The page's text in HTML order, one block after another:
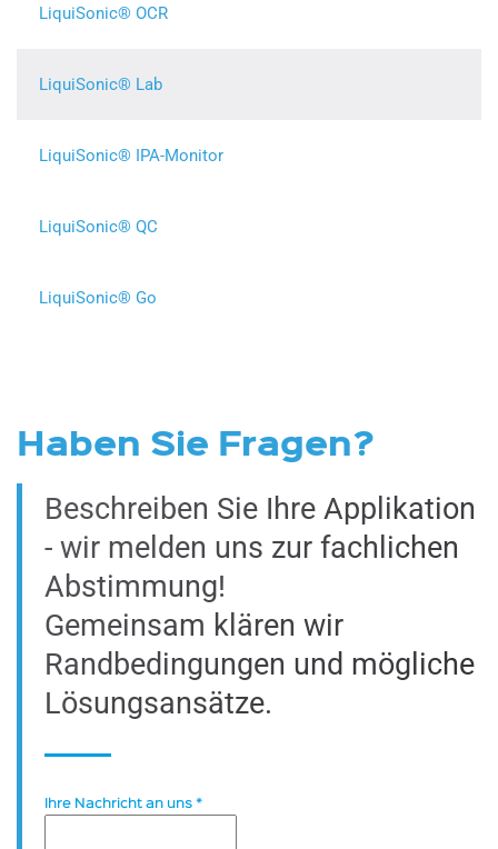
LiquiSonic® OCR
LiquiSonic® Lab
LiquiSonic® IPA-Monitor
LiquiSonic® QC
LiquiSonic® Go
Haben Sie Fragen?
Beschreiben Sie Ihre Applikation
- wir melden uns zur fachlichen
Abstimmung!
Gemeinsam klären wir
Randbedingungen und mögliche
Lösungsansätze.
Ihre Nachricht an uns *